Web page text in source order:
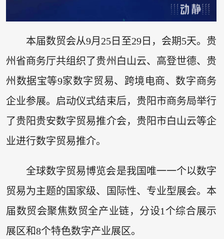
本届数贸会从9月25日至29日，会期5天。贵
州省商务厅共组织了贵州白山云、高登世德、贵
州数据宝等9家数字贸易、跨境电商、数字商务
企业参展。启动仪式结束后，贵阳市商务局举行
了贵阳贵安数字贸易推介会，贵阳市白山云等企
业进行数字贸易推介。
全球数字贸易博览会是我国唯一一个以数字
贸易为主题的国家级、国际性、专业型展会。本
届数贸会聚焦数贸全产业链，分设1个综合展示
展区和8个特色数字产业展区。